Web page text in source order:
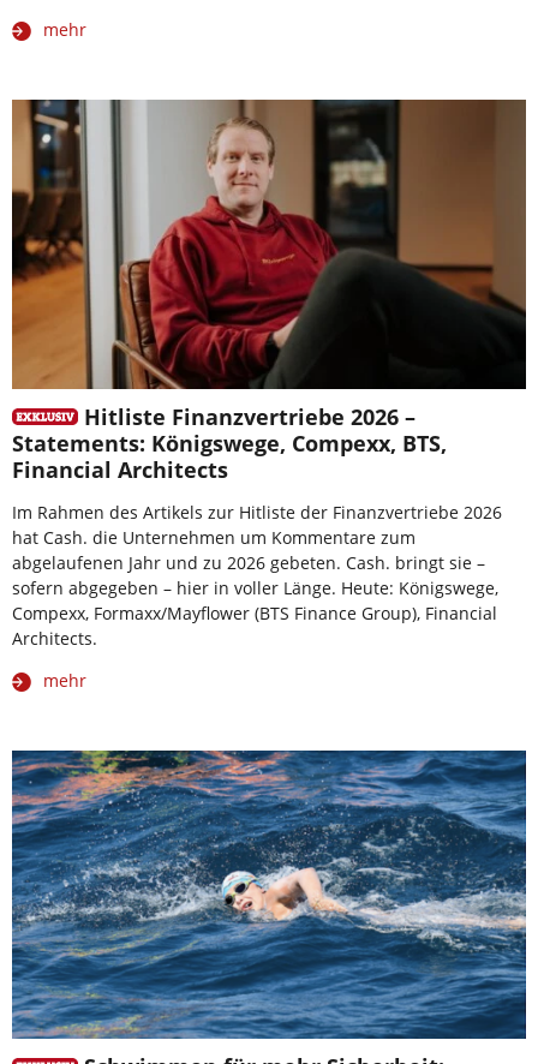
mehr
Hitliste Finanzvertriebe 2026 –
Statements: Königswege, Compexx, BTS,
Financial Architects
Im Rahmen des Artikels zur Hitliste der Finanzvertriebe 2026
hat Cash. die Unternehmen um Kommentare zum
abgelaufenen Jahr und zu 2026 gebeten. Cash. bringt sie –
sofern abgegeben – hier in voller Länge. Heute: Königswege,
Compexx, Formaxx/Mayflower (BTS Finance Group), Financial
Architects.
mehr